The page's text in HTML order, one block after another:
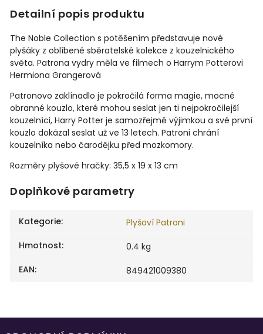
Detailní popis produktu
The Noble Collection s potěšením představuje nové
plyšáky z oblíbené sběratelské kolekce z kouzelnického
světa. Patrona vydry měla ve filmech o Harrym Potterovi
Hermiona Grangerová
Patronovo zaklínadlo je pokročilá forma magie, mocné
obranné kouzlo, které mohou seslat jen ti nejpokročilejší
kouzelníci, Harry Potter je samozřejmě výjimkou a své první
kouzlo dokázal seslat už ve 13 letech. Patroni chrání
kouzelníka nebo čarodějku před mozkomory.
Rozměry plyšové hračky: 35,5 x 19 x 13 cm
Doplňkové parametry
Kategorie:
Plyšoví Patroni
Hmotnost:
0.4 kg
EAN: 849421009380